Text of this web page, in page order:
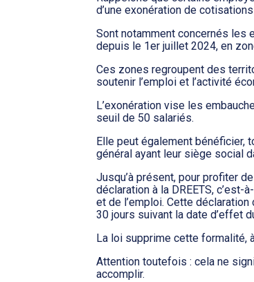
d’une exonération de
Sont notamment concernés les
depuis le 1er juillet 2024, en
Ces zones regroupent des
soutenir l’emploi et l’activité
L’exonération vise les
seuil de 50 salariés.
Elle peut également bénéficier,
général ayant leur siège social
Jusqu’à présent, pour profiter
déclaration à la DREETS, c’est-
et de l’emploi. Cette
30 jours suivant la date d’effet
La loi supprime cette formalité,
Attention toutefois : cela ne
accomplir.